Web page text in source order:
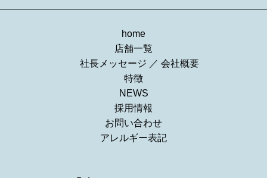
home
店舗一覧
社長メッセージ ／ 会社概要
特徴
NEWS
採用情報
お問い合わせ
アレルギー表記